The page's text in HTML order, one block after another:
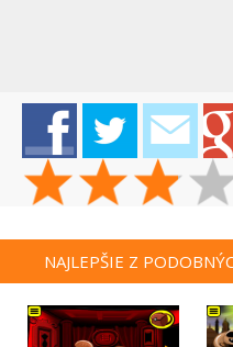
NAJLEPŠIE Z